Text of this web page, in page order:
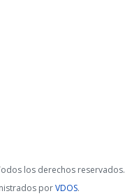
los derechos reservados.
porVDOS.